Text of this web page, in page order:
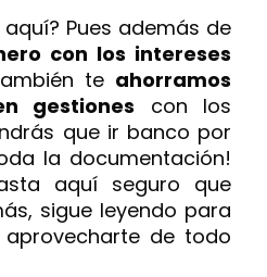
Pues además de
con los intereses
te ahorramos
gestiones con los
que ir banco por
la documentación!
aquí seguro que
sigue leyendo para
de todo